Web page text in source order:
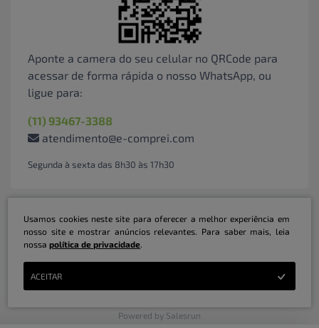
Aponte a camera do seu celular no QRCode para
acessar de forma rápida o nosso WhatsApp, ou
ligue para:
(11) 93467-3388
atendimento@e-comprei.com
Segunda à sexta das 8h30 às 17h30
Marketplace B2B Serviços Inteligentes Ltda | CNPJ: 31.415.786/0001-31 | ©
Powered by Salesrun
Usamos cookies neste site para oferecer a melhor experiência em
nosso site e mostrar anúncios relevantes. Para saber mais, leia
nossapolítica de privacidade.
ACEITAR